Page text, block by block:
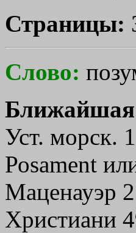
Страницы:
Слово:
Ближайшая
Уст. морск.
Роsаmеnt
Маценауэр
Христиани